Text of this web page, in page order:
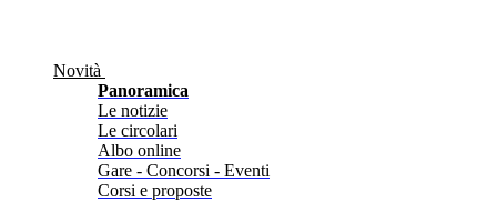
Novità
Panoramica
Le notizie
Le circolari
Albo online
Gare - Concorsi - Eventi
Corsi e proposte